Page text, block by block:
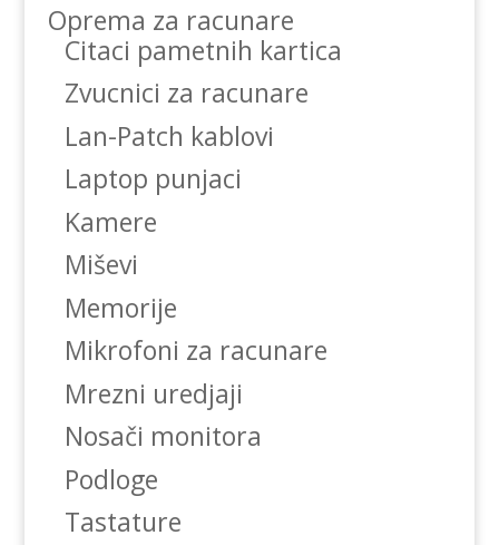
Oprema za racunare
Citaci pametnih kartica
Zvucnici za racunare
Lan-Patch kablovi
Laptop punjaci
Kamere
Miševi
Memorije
Mikrofoni za racunare
Mrezni uredjaji
Nosači monitora
Podloge
Tastature